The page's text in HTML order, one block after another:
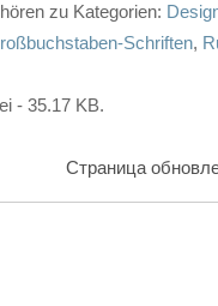
zu Kategorien:
Schriften,
- 35.17 KB.
Страница